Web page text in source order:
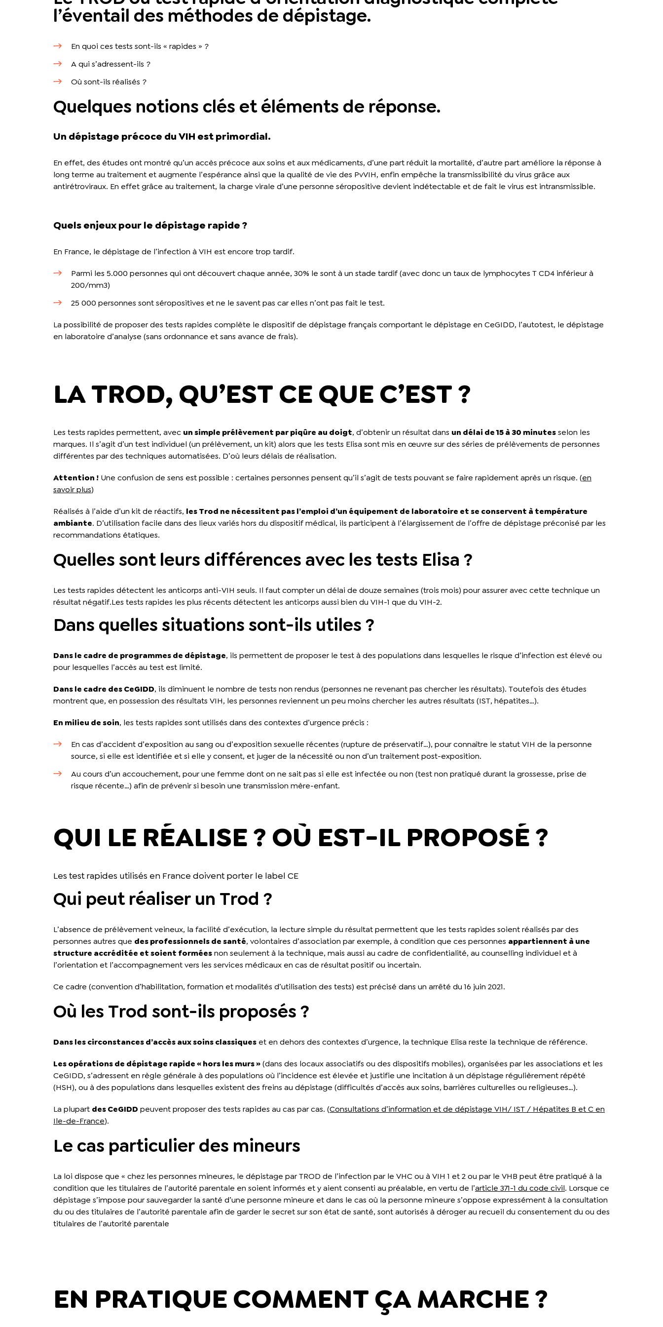
l’éventail des méthodes de dépistage.
En quoi ces tests sont-ils « rapides » ?
A qui s’adressent-ils ?
Où sont-ils réalisés ?
Quelques notions clés et éléments de réponse.
Un dépistage précoce du VIH est primordial.
En effet, des études ont montré qu’un accès précoce aux soins et aux médicaments, d’une part réduit la mortalité, d’autre part améliore la réponse à
long terme au traitement et augmente l’espérance ainsi que la qualité de vie des PvVIH, enfin empêche la transmissibilité du virus grâce aux
antirétroviraux. En effet grâce au traitement, la charge virale d’une personne séropositive devient indétectable et de fait le virus est intransmissible.
Quels enjeux pour le dépistage rapide ?
En France, le dépistage de l’infection à VIH est encore trop tardif.
Parmi les 5.000 personnes qui ont découvert chaque année, 30% le sont à un stade tardif (avec donc un taux de lymphocytes T CD4 inférieur à
200/mm3)
25 000 personnes sont séropositives et ne le savent pas car elles n’ont pas fait le test.
La possibilité de proposer des tests rapides complète le dispositif de dépistage français comportant le dépistage en CeGIDD, l’autotest, le dépistage
en laboratoire d’analyse (sans ordonnance et sans avance de frais).
LA TROD, QU’EST CE QUE C’EST ?
Les tests rapides permettent, avec un simple prélèvement par piqûre au doigt, d’obtenir un résultat dans un délai de 15 à 30 minutesselon les
marques. Il s’agit d’un test individuel (un prélèvement, un kit) alors que les tests Elisa sont mis en œuvre sur des séries de prélèvements de personnes
différentes par des techniques automatisées. D’où leurs délais de réalisation.
Attention ! Une confusion de sens est possible : certaines personnes pensent qu’il s’agit de tests pouvant se faire rapidement après un risque. (en
savoir plus)
Réalisés à l’aide d’un kit de réactifs, les Trod ne nécessitent pas l’emploi d’un équipement de laboratoire et se conservent à température
ambiante. D’utilisation facile dans des lieux variés hors du dispositif médical, ils participent à l’élargissement de l’offre de dépistage préconisé par les
recommandations étatiques.
Quelles sont leurs différences avec les tests Elisa ?
Les tests rapides détectent les anticorps anti-VIH seuls. Il faut compter un délai de douze semaines (trois mois) pour assurer avec cette technique un
résultat négatif.Les tests rapides les plus récents détectent les anticorps aussi bien du VIH-1 que du VIH-2.
Dans quelles situations sont-ils utiles ?
Dans le cadre de programmes de dépistage, ils permettent de proposer le test à des populations dans lesquelles le risque d’infection est élevé ou
pour lesquelles l’accès au test est limité.
Dans le cadre des CeGIDD, ils diminuent le nombre de tests non rendus (personnes ne revenant pas chercher les résultats). Toutefois des études
montrent que, en possession des résultats VIH, les personnes reviennent un peu moins chercher les autres résultats (IST, hépatites…).
En milieu de soin, les tests rapides sont utilisés dans des contextes d’urgence précis :
En cas d’accident d’exposition au sang ou d’exposition sexuelle récentes (rupture de préservatif…), pour connaître le statut VIH de la personne
source, si elle est identifiée et si elle y consent, et juger de la nécessité ou non d’un traitement post-exposition.
Au cours d’un accouchement, pour une femme dont on ne sait pas si elle est infectée ou non (test non pratiqué durant la grossesse, prise de
risque récente…) afin de prévenir si besoin une transmission mère-enfant.
QUI LE RÉALISE ? OÙ EST-IL PROPOSÉ ?
Les test rapides utilisés en France doivent porter le label CE
Qui peut réaliser un Trod ?
L’absence de prélèvement veineux, la facilité d’exécution, la lecture simple du résultat permettent que les tests rapides soient réalisés par des
personnes autres que des professionnels de santé, volontaires d’association par exemple, à condition que ces personnes appartiennent à une
structure accréditée et soient forméesnon seulement à la technique, mais aussi au cadre de confidentialité, au counselling individuel et à
l’orientation et l’accompagnement vers les services médicaux en cas de résultat positif ou incertain.
Ce cadre (convention d’habilitation, formation et modalités d’utilisation des tests) est précisé dans un arrêté du 16 juin 2021.
Où les Trod sont-ils proposés ?
Dans les circonstances d’accès aux soins classiques et en dehors des contextes d’urgence, la technique Elisa reste la technique de référence.
Les opérations de dépistage rapide « hors les murs »(dans des locaux associatifs ou des dispositifs mobiles), organisées par les associations et les
CeGIDD, s’adressent en règle générale à des populations où l’incidence est élevée et justifie une incitation à un dépistage régulièrement répété
(HSH), ou à des populations dans lesquelles existent des freins au dépistage (difficultés d’accès aux soins, barrières culturelles ou religieuses…).
La plupart des CeGIDD peuvent proposer des tests rapides au cas par cas. (Consultations d’information et de dépistage VIH/ IST / Hépatites B et C en
Ile-de-France).
Le cas particulier des mineurs
La loi dispose que « chez les personnes mineures, le dépistage par TROD de l’infection par le VHC ou à VIH 1 et 2 ou par le VHB peut être pratiqué à la
condition que les titulaires de l’autorité parentale en soient informés et y aient consenti au préalable, en vertu de l’article 371-1 du code civil. Lorsque ce
dépistage s’impose pour sauvegarder la santé d’une personne mineure et dans le cas où la personne mineure s’oppose expressément à la consultation
du ou des titulaires de l’autorité parentale afin de garder le secret sur son état de santé, sont autorisés à déroger au recueil du consentement du ou des
titulaires de l’autorité parentale
EN PRATIQUE COMMENT ÇA MARCHE ?